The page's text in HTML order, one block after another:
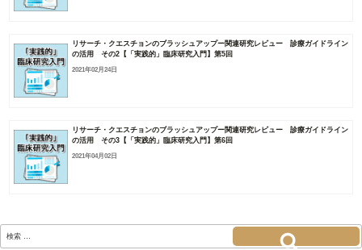
リサーチ・クエスチョンのブラッシュアップー関連研究レビュー 診療ガイドライン
の活用 その2【「実践的」臨床研究入門】第5回
2021年02月24日
リサーチ・クエスチョンのブラッシュアップー関連研究レビュー 診療ガイドライン
の活用 その3【「実践的」臨床研究入門】第6回
2021年04月02日
索: